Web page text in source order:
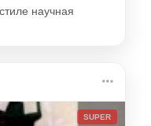
научная
SUPER